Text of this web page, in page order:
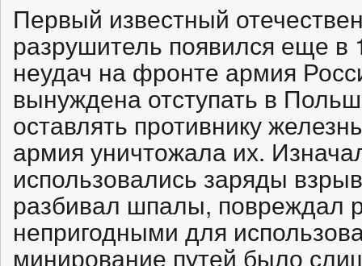
Первый известный
разрушитель появился еще в
неудач на фронте армия
вынуждена отступать в
оставлять противнику
армия уничтожала их.
использовались заряды
разбивал шпалы, повреждал
непригодными для
минирование путей было